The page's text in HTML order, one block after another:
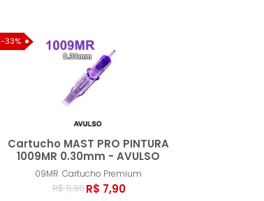
MAIOR PREÇO
A - Z
-33%
Cartucho MAST PRO PINTURA
1009MR 0.30mm - AVULSO
09MR Cartucho Premium
R$ 11,90R$ 7,90
Comprar